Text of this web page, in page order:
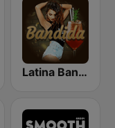
Latina Bandida!